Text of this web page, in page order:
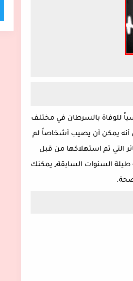
ويعد سبباً رئيسياً للوفاة بالسرطان في مختلف
أنه يمكن أن يصيب أشخاصاً لم
التي تم استهلاكها من قبل
المُدخن. مما يعني أن الأوان لم يفت أبدا على الإقلاع عن التدخين حتى لو اعتدته طيلة السنوات السابقة٫ يمكنك